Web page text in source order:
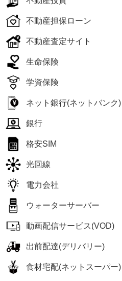
不動産担保ローン
不動産査定サイト
生命保険
学資保険
ネット銀行(ネットバンク)
銀行
格安SIM
光回線
電力会社
ウォーターサーバー
動画配信サービス(VOD)
出前配達(デリバリー)
食材宅配(ネットスーパー)